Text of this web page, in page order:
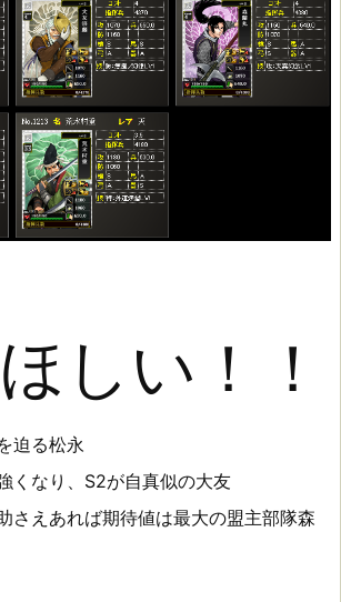
しい ！！
迫る松永
くなり、S2が自真似の大友
さえあれば期待値は最大の盟主部隊森